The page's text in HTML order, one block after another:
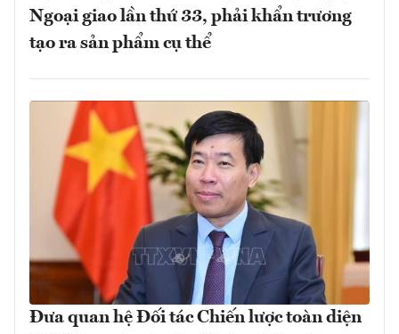
Ngoại giao lần thứ 33, phải khẩn trương
tạo ra sản phẩm cụ thể
Đưa quan hệ Đối tác Chiến lược toàn diện